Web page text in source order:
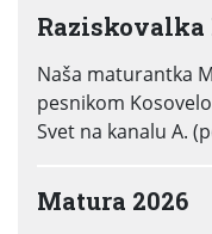
Raziskovalka
Naša maturantka
pesnikom
Svet na kanalu A.
Matura 2026